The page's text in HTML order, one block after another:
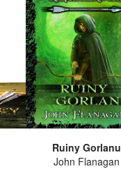
Ruiny Gorlanu
John Flanagan